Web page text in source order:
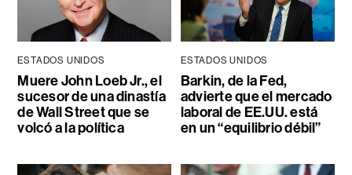
ESTADOS UNIDOS
Muere John Loeb Jr., el
sucesor de una dinastía
de Wall Street que se
volcó a la política
ESTADOS UNIDOS
Barkin, de la Fed,
advierte que el mercado
laboral de EE.UU. está
en un “equilibrio débil”